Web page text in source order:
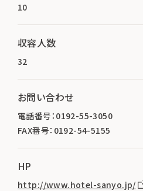
10
収容人数
32
お問い合わせ
電話番号：0192-55-3050
FAX番号：0192-54-5155
HP
http://www.hotel-sanyo.jp/